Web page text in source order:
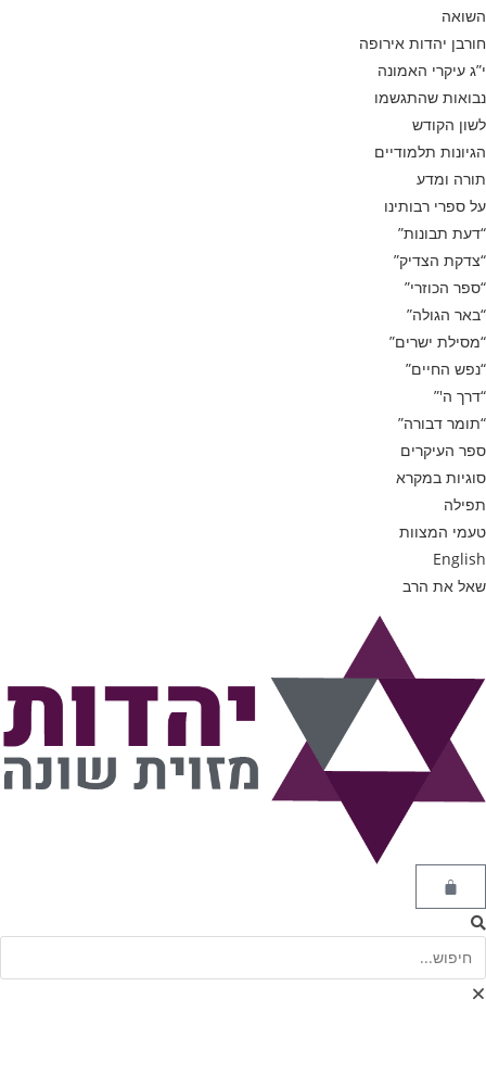
השואה
חורבן יהדות אירופה
י”ג עיקרי האמונה
נבואות שהתגשמו
לשון הקודש
הגיונות תלמודיים
תורה ומדע
על ספרי רבותינו
“דעת תבונות”
“צדקת הצדיק”
“ספר הכוזרי”
“באר הגולה”
“מסילת ישרים”
“נפש החיים”
“דרך ה'”
“תומר דבורה”
ספר העיקרים
סוגיות במקרא
תפילה
טעמי המצוות
English
שאל את הרב